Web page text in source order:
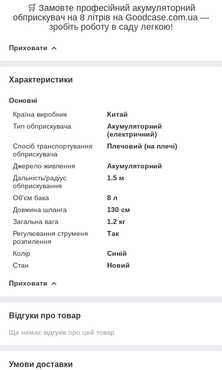
🛒 Замовте професійний акумуляторний
обприскувач на 8 літрів на Goodcase.com.ua —
зробіть роботу в саду легкою!
Приховати
Характеристики
Основні
Країна виробник
Китай
Тип обприскувача
Акумуляторний
(електричний)
Спосіб транспортування
обприскувача
Плечовий (на плечі)
Джерело живлення
Акумуляторний
Дальність/радіус
обприскування
1.5 м
Об'єм бака
8 л
Довжина шланга
130 см
Загальна вага
1.2 кг
Регулювання струменя
розпилення
Так
Колір
Синій
Стан
Новий
Приховати
Відгуки про товар
Ще немає відгуків про цей товар
Умови доставки